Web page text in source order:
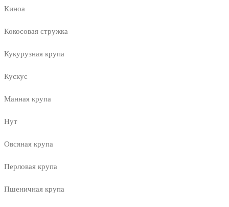
Киноа
Кокосовая стружка
Кукурузная крупа
Кускус
Манная крупа
Нут
Овсяная крупа
Перловая крупа
Пшеничная крупа